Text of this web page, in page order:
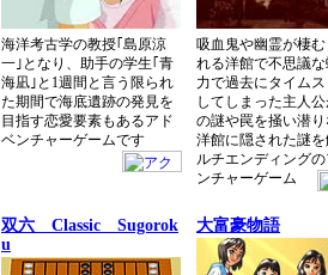
海洋考古学の教授｢島原涼
一｣となり、助手の学生｢青
海凪｣と1週間と言う限られ
た期間で海底遺跡の発見を
目指す恋愛要素もあるアド
ベンチャーゲームです
吸血鬼や幽霊が棲
れる洋館で不思議
力で過去にタイム
してしまった主人
の謎や罠を掻い潜
洋館に隠された謎
ルチエンディング
ンチャーゲーム
双六 Classic Sugorok
u
大富豪物語